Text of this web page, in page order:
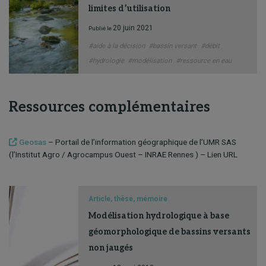
limites d’utilisation
Publié le 20 juin 2021
#aide à la décision #bassin versant
#débit
#hydrologie #modélisation #ressource en eau
Ressources complémentaires
Geosas – Portail de l’information géographique de l’UMR SAS
(l’Institut Agro / Agrocampus Ouest – INRAE Rennes ) – Lien URL
Article, thèse, mémoire
Modélisation hydrologique à base
géomorphologique de bassins versants
non jaugés